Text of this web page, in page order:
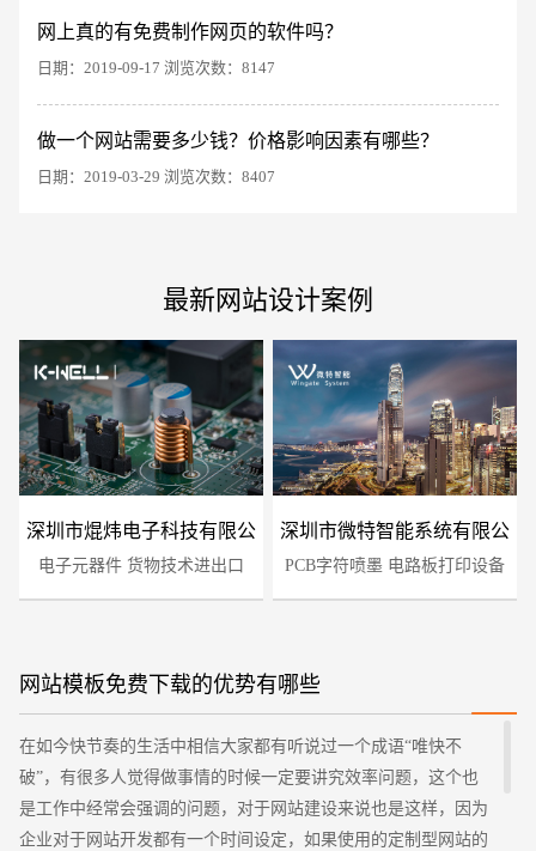
网上真的有免费制作网页的软件吗？
日期：2019-09-17 浏览次数：8147
做一个网站需要多少钱？价格影响因素有哪些？
日期：2019-03-29 浏览次数：8407
最新网站设计案例
深圳市焜炜电子科技有限公
司
电子元器件 货物技术进出口
深圳市微特智能系统有限公
司
PCB字符喷墨 电路板打印设备
网站模板免费下载的优势有哪些
在如今快节奏的生活中相信大家都有听说过一个成语“唯快不
破”，有很多人觉得做事情的时候一定要讲究效率问题，这个也
是工作中经常会强调的问题，对于网站建设来说也是这样，因为
企业对于网站开发都有一个时间设定，如果使用的定制型网站的
您的预算 1万-3万 3万-5万 5万-8万